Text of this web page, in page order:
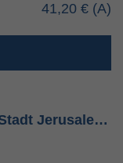
41,20 €
Jerusale…